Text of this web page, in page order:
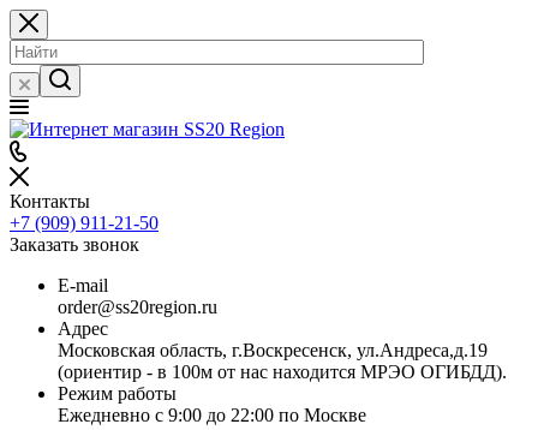
Контакты
+7 (909) 911-21-50
Заказать звонок
E-mail
order@ss20region.ru
Адрес
Московская область, г.Воскресенск, ул.Андреса,д.19
(ориентир - в 100м от нас находится МРЭО ОГИБДД).
Режим работы
Ежедневно с 9:00 до 22:00 по Москве